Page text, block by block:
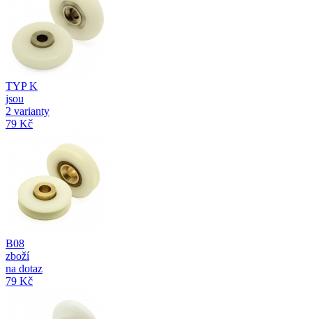
TYP K
jsou
2 varianty
79 Kč
B08
zboží
na dotaz
79 Kč